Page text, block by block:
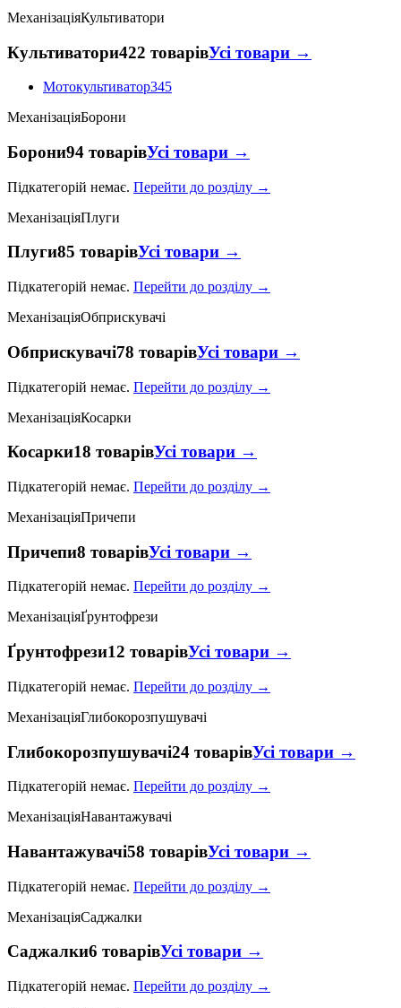
МеханізаціяКультиватори
Культиватори422 товарівУсі товари →
Мотокультиватор345
МеханізаціяБорони
Борони94 товарівУсі товари →
Підкатегорій немає. Перейти до розділу →
МеханізаціяПлуги
Плуги85 товарівУсі товари →
Підкатегорій немає. Перейти до розділу →
МеханізаціяОбприскувачі
Обприскувачі78 товарівУсі товари →
Підкатегорій немає. Перейти до розділу →
МеханізаціяКосарки
Косарки18 товарівУсі товари →
Підкатегорій немає. Перейти до розділу →
МеханізаціяПричепи
Причепи8 товарівУсі товари →
Підкатегорій немає. Перейти до розділу →
МеханізаціяҐрунтофрези
Ґрунтофрези12 товарівУсі товари →
Підкатегорій немає. Перейти до розділу →
МеханізаціяГлибокорозпушувачі
Глибокорозпушувачі24 товарівУсі товари →
Підкатегорій немає. Перейти до розділу →
МеханізаціяНавантажувачі
Навантажувачі58 товарівУсі товари →
Підкатегорій немає. Перейти до розділу →
МеханізаціяСаджалки
Саджалки6 товарівУсі товари →
Підкатегорій немає. Перейти до розділу →